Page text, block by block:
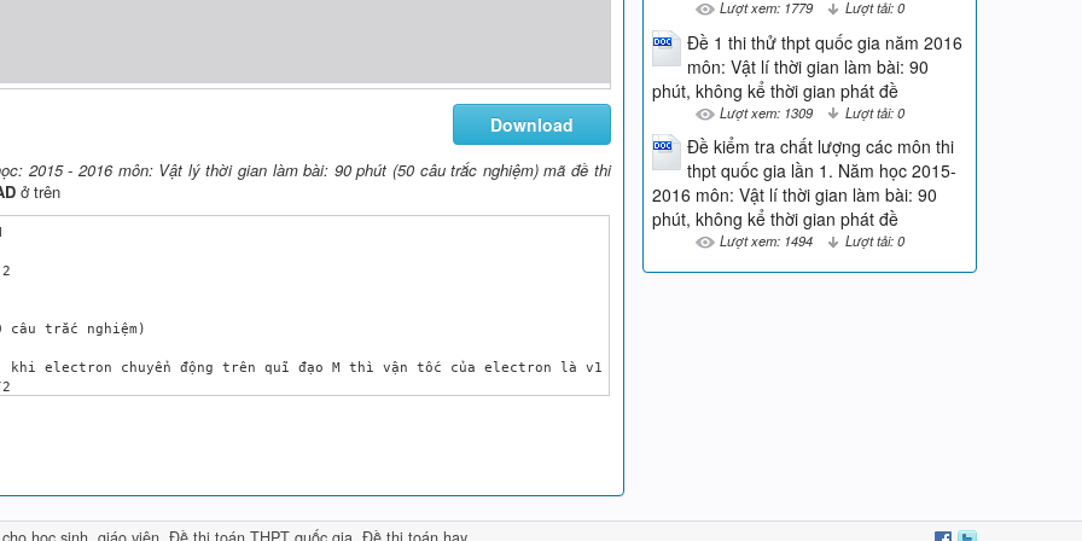
Download
2015 - 2016 môn: Vật lý thời gian làm bài: 90 phút (50 câu trắc nghiệm) mã đề thi
ở trên
cảm ứng từ trong lòng ống dây biến thiên điều hòa
Lượt xem: 1779 Lượt tải: 0
Đề 1 thi thử thpt quốc gia năm 2016
môn: Vật lí thời gian làm bài: 90
phút, không kể thời gian phát đề
Lượt xem: 1309 Lượt tải: 0
Đề kiểm tra chất lượng các môn thi
thpt quốc gia lần 1. Năm học 2015-
2016 môn: Vật lí thời gian làm bài: 90
phút, không kể thời gian phát đề
Lượt xem: 1494 Lượt tải: 0